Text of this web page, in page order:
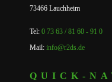
73466 Lauchheim
Tel: 0 73 63 / 81 60 - 91 0
Mail: info@r2ds.de
QUICK-